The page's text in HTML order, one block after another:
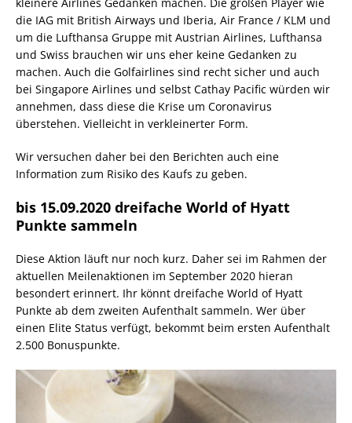
die IAG mit British Airways und Iberia, Air France / KLM und
um die Lufthansa Gruppe mit Austrian Airlines, Lufthansa
und Swiss brauchen wir uns eher keine Gedanken zu
machen. Auch die Golfairlines sind recht sicher und auch
bei Singapore Airlines und selbst Cathay Pacific würden wir
annehmen, dass diese die Krise um Coronavirus
überstehen. Vielleicht in verkleinerter Form.
Wir versuchen daher bei den Berichten auch eine
Information zum Risiko des Kaufs zu geben.
bis 15.09.2020 dreifache World of Hyatt
Punkte sammeln
Diese Aktion läuft nur noch kurz. Daher sei im Rahmen der
aktuellen Meilenaktionen im September 2020 hieran
besondert erinnert. Ihr könnt dreifache World of Hyatt
Punkte ab dem zweiten Aufenthalt sammeln. Wer über
einen Elite Status verfügt, bekommt beim ersten Aufenthalt
2.500 Bonuspunkte.